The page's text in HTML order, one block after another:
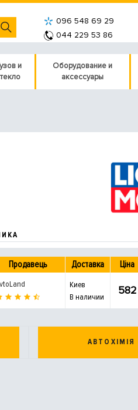
096 548 69 29
044 229 53 86
и
Оборудование и
аксессуары
Продавець Доставка Ціна
Киев
В наличии
582
АВТОХІМІЯ